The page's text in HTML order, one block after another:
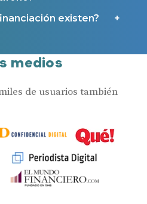
existen?
medios
de usuarios también